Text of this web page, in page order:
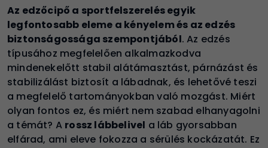
Az edzőcipő a sportfelszerelés egyik
legfontosabb eleme a kényelem és az edzés
biztonságossága szempontjából. Az edzés
típusához megfelelően alkalmazkodva
mindenekelőtt stabil alátámasztást, párnázást és
stabilizálást biztosít a lábadnak, és lehetővé teszi
a megfelelő tartományokban való mozgást. Miért
olyan fontos ez, és miért nem szabad elhanyagolni
a témát? A rossz lábbelivel a láb gyorsabban
elfárad, ami eleve fokozza a sérülés kockázatát. Ez